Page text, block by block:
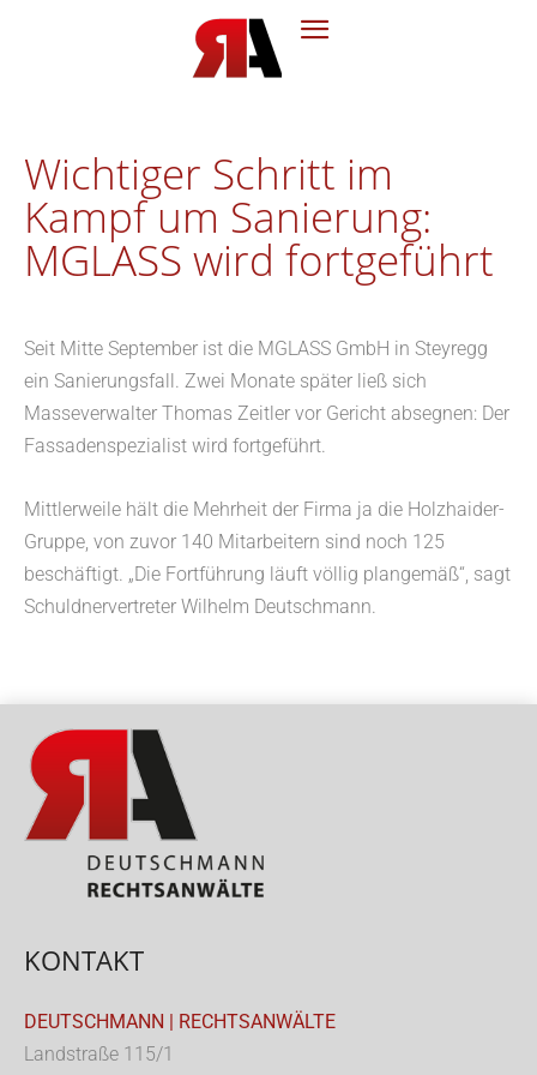
Wichtiger Schritt im
Kampf um Sanierung:
MGLASS wird fortgeführt
Seit Mitte September ist die MGLASS GmbH in Steyregg
ein Sanierungsfall. Zwei Monate später ließ sich
Masseverwalter Thomas Zeitler vor Gericht absegnen: Der
Fassadenspezialist wird fortgeführt.
Mittlerweile hält die Mehrheit der Firma ja die Holzhaider-
Gruppe, von zuvor 140 Mitarbeitern sind noch 125
beschäftigt. „Die Fortführung läuft völlig plangemäß“, sagt
Schuldnervertreter Wilhelm Deutschmann.
KONTAKT
DEUTSCHMANN | RECHTSANWÄLTE
Landstraße 115/1